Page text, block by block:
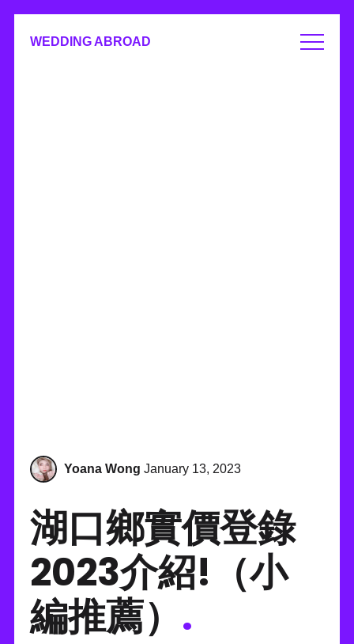
WEDDING ABROAD
Yoana Wong January 13, 2023
湖口鄉實價登錄
2023介紹!（小
編推薦） .